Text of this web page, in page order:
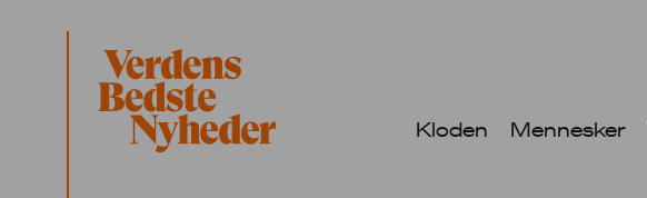
Kloden Mennesker